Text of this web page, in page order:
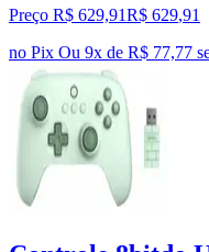
Preço R$ 629,91R$ 629,91
no Pix Ou 9x de R$ 77,77